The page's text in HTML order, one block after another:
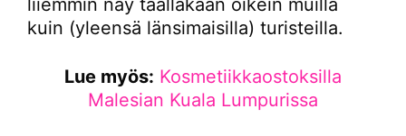
liiemmin näy täälläkään oikein muilla
kuin (yleensä länsimaisilla) turisteilla.
Lue myös: Kosmetiikkaostoksilla
Malesian Kuala Lumpurissa